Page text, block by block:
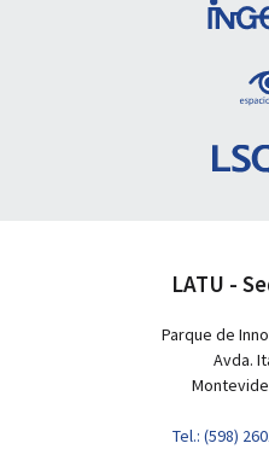
LATU -
Parque de
Avda.
Tel.: (598)